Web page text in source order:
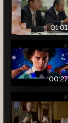
01:01
00:27